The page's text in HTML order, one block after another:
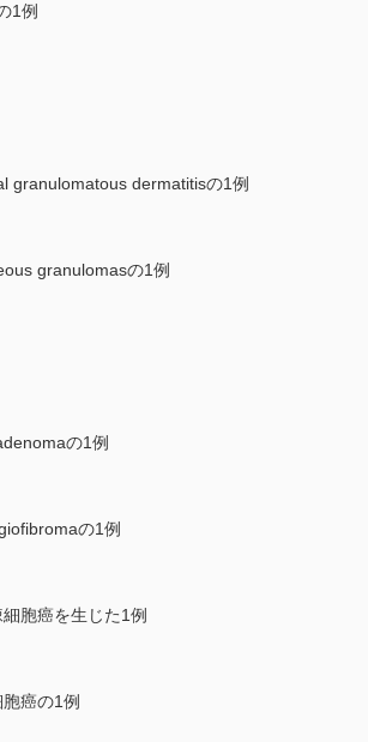
1例
granulomatous dermatitisの1例
granulomasの1例
の1例
の1例
胞癌を生じた1例
癌の1例